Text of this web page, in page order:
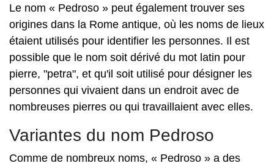
Le nom « Pedroso » peut également trouver ses
origines dans la Rome antique, où les noms de lieux
étaient utilisés pour identifier les personnes. Il est
possible que le nom soit dérivé du mot latin pour
pierre, "petra", et qu'il soit utilisé pour désigner les
personnes qui vivaient dans un endroit avec de
nombreuses pierres ou qui travaillaient avec elles.
Variantes du nom Pedroso
Comme de nombreux noms, « Pedroso » a des